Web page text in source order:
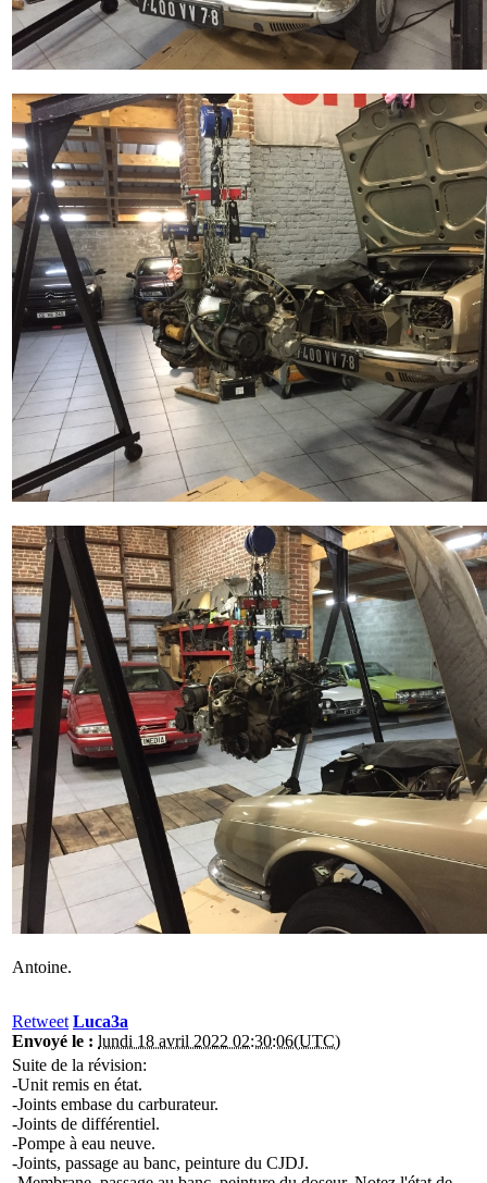
Antoine.
Retweet Luca3a
Envoyé le : lundi 18 avril 2022 02:30:06(UTC)
Suite de la révision:
-Unit remis en état.
-Joints embase du carburateur.
-Joints de différentiel.
-Pompe à eau neuve.
-Joints, passage au banc, peinture du CJDJ.